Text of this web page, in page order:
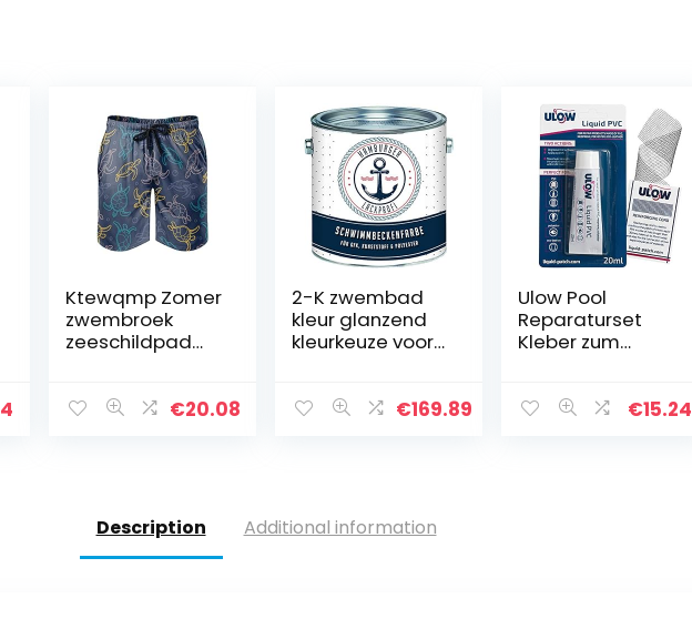
Ktewqmp Zomer
zwembroek
zeeschildpad
bade shorts€20.08
2-K zwembad
kleur glanzend
kleurkeuze voor
zwembad kleur
€169.89
Ulow Pool
Reparaturset
Kleber zum
nt und Folien€15.24
Description Additional information